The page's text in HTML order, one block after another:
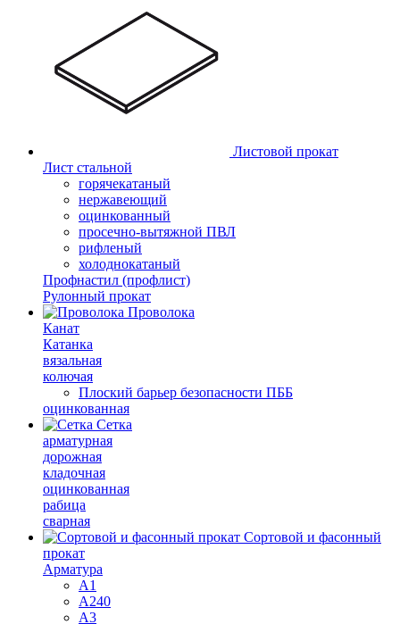
Листовой прокат
Лист стальной
горячекатаный
нержавеющий
оцинкованный
просечно-вытяжной ПВЛ
рифленый
холоднокатаный
Профнастил (профлист)
Рулонный прокат
Проволока
Канат
Катанка
вязальная
колючая
Плоский барьер безопасности ПББ
оцинкованная
Сетка
арматурная
дорожная
кладочная
оцинкованная
рабица
сварная
Сортовой и фасонный
прокат
Арматура
А1
А240
А3